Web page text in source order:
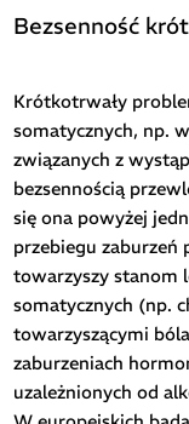
Bezsenność
Krótkotrwały
somatycznych, np.
związanych z
bezsennością
się ona powyżej
przebiegu zaburzeń
towarzyszy stanom
somatycznych (np.
towarzyszącymi
zaburzeniach
uzależnionych od